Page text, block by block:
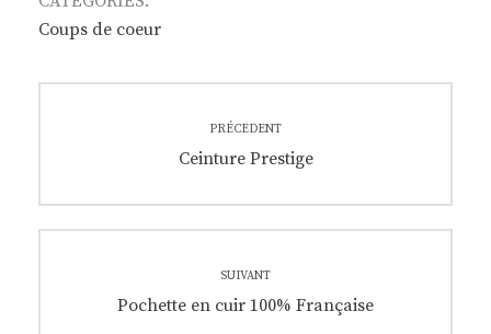
Coups de coeur
l’article
PRÉCEDENT
Previous
Ceinture Prestige
SUIVANT
Next
Pochette en cuir 100% Française